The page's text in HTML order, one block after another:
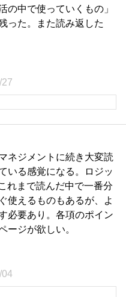
の中で使っていくもの」
った。また読み返した
ネジメントに続き大変読
いる感覚になる。ロジッ
れまで読んだ中で一番分
使えるものもあるが、よ
必要あり。各項のポイン
ージが欲しい。
04